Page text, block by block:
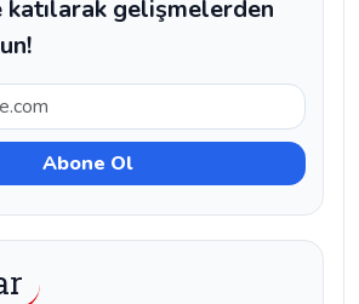
gelişmelerden